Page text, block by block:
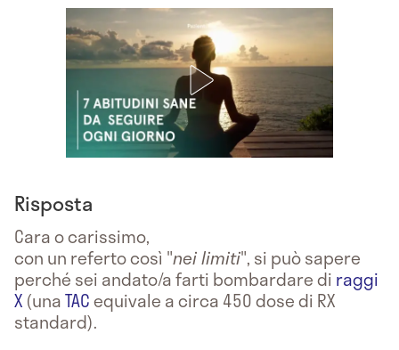
Risposta
Cara o carissimo,
con un referto così "nei limiti", si può sapere
perché sei andato/a farti bombardare di raggi
X (unaTACequivale a circa 450 dose di RX
standard).